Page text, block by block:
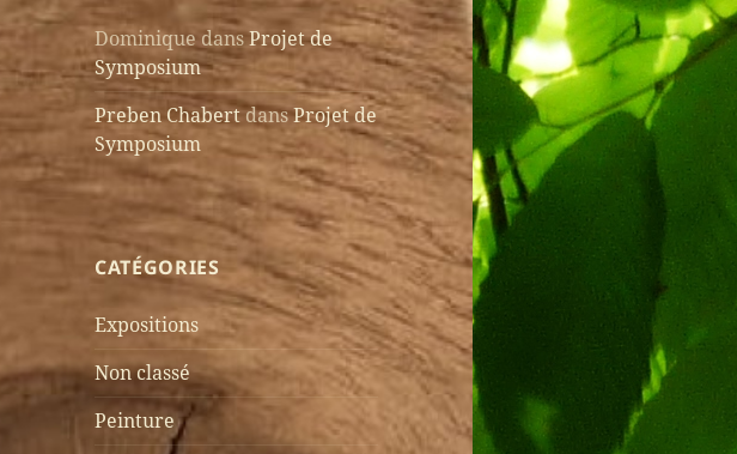
Dominique dansProjet de
Symposium
Preben ChabertdansProjet de
Symposium
CATÉGORIES
Expositions
Non classé
Peinture